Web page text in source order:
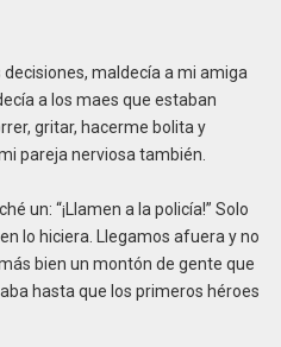
maldecía a mi amiga
a los maes que estaban
gritar, hacerme bolita y
pareja nerviosa también.
un: “¡Llamen a la policía!” Solo
lo hiciera. Llegamos afuera y no
bien un montón de gente que
hasta que los primeros héroes